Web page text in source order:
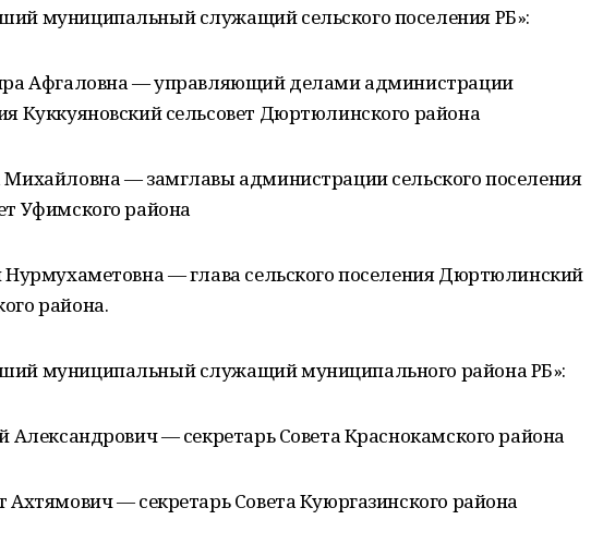
муниципальный служащий сельского поселения РБ»:
Афгаловна — управляющий делами администрации
Куккуяновский сельсовет Дюртюлинского района
— замглавы администрации сельского поселения
Уфимского района
Нурмухаметовна — глава сельского поселения Дюртюлинский
района.
муниципальный служащий муниципального района РБ»:
Александрович — секретарь Совета Краснокамского района
Ахтямович — секретарь Совета Куюргазинского района